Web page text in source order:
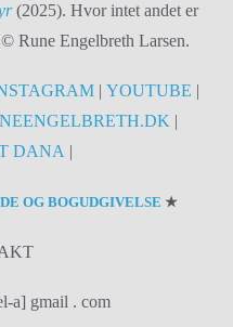
(2025). Hvor intet andet er
Rune Engelbreth Larsen.
| YOUTUBE |
|
DANA |
OG BOGUDGIVELSE ★
a] gmail . com